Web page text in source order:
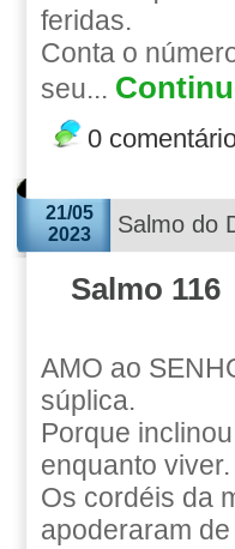
feridas.
Conta o
seu...
0
21/05
2023
Salmo do
Salmo 116
AMO ao
súplica.
Porque
enquanto viver.
Os cordéis da
apoderaram